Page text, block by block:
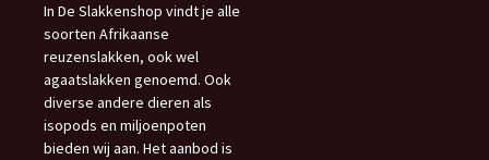
In De Slakkenshop vindt je alle
soorten Afrikaanse
reuzenslakken, ook wel
agaatslakken genoemd. Ook
diverse andere dieren als
isopods en miljoenpoten
bieden wij aan. Het aanbod is